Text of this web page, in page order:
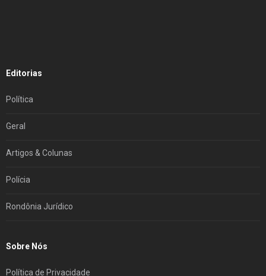
Editorias
Política
Geral
Artigos & Colunas
Polícia
Rondônia Jurídico
Sobre Nós
Política de Privacidade